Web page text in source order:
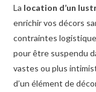
La location d’un
enrichir vos décors
contraintes
pour être suspendu
vastes ou plus
d’un élément de